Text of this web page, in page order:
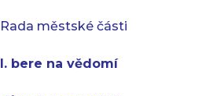
Rada městské části
I. bere na vědomí